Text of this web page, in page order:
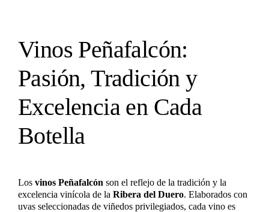
Vinos Peñafalcón:
Pasión, Tradición y
Excelencia en Cada
Botella
Los vinos Peñafalcón son el reflejo de la tradición y la
excelencia vinícola de la Ribera del Duero. Elaborados con
uvas seleccionadas de viñedos privilegiados, cada vino es